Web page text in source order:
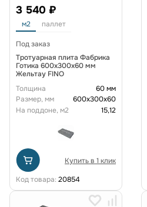
3 540 ₽
м2 паллет
Под заказ
Тротуарная плита Фабрика
Готика 600х300х60 мм
Жельтау FINO
Толщина
60 мм
Размер, мм
600х300х60
На поддоне, м2
15,12
Купить в 1 клик
Код товара: 20854